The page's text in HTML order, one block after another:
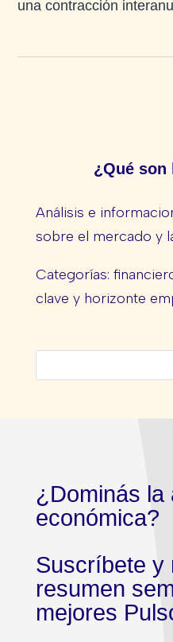
una contracción
¿Qué son
Análisis e
sobre el mercado y
Categorías:
clave y horizonte
¿Dominás la
económica?
Suscríbete y
resumen
mejores